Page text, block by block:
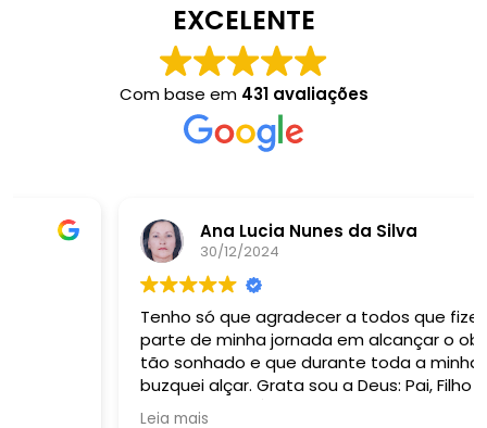
EXCELENTE
Com base em 431 avaliações
Ana Lucia Nunes da Silva
30/12/2024
Tenho só que agradecer a todos que fizeram
parte de minha jornada em alcançar o objeivo
tão sonhado e que durante toda a minha vida
buzquei alçar. Grata sou a Deus: Pai, Filho e
Espirito Santo. À R 2 Formação Pedagógica